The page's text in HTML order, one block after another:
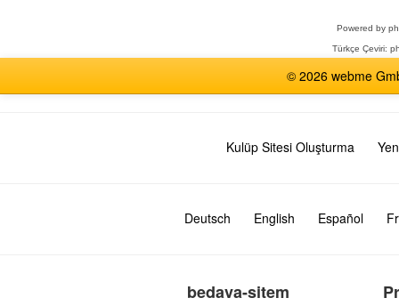
Powered by
Türkçe Çeviri:
© 2026 webme
Kulüp Sitesi Oluşturma
Deutsch English Español
bedava-sitem